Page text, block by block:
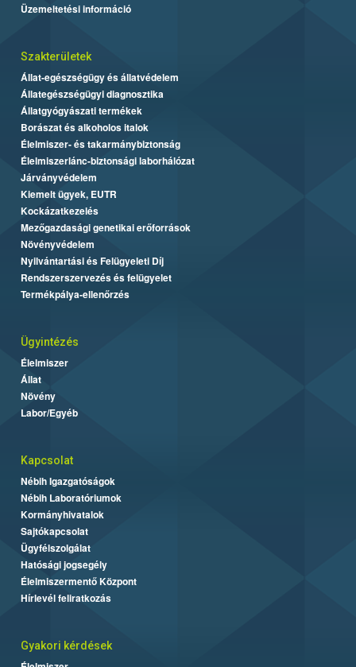
Üzemeltetési információ
Szakterületek
Állat-egészségügy és állatvédelem
Állategészségügyi diagnosztika
Állatgyógyászati termékek
Borászat és alkoholos italok
Élelmiszer- és takarmánybiztonság
Élelmiszerlánc-biztonsági laborhálózat
Járványvédelem
Kiemelt ügyek, EUTR
Kockázatkezelés
Mezőgazdasági genetikai erőforrások
Növényvédelem
Nyilvántartási és Felügyeleti Díj
Rendszerszervezés és felügyelet
Termékpálya-ellenőrzés
Ügyintézés
Élelmiszer
Állat
Növény
Labor/Egyéb
Kapcsolat
Nébih Igazgatóságok
Nébih Laboratóriumok
Kormányhivatalok
Sajtókapcsolat
Ügyfélszolgálat
Hatósági jogsegély
Élelmiszermentő Központ
Hírlevél feliratkozás
Gyakori kérdések